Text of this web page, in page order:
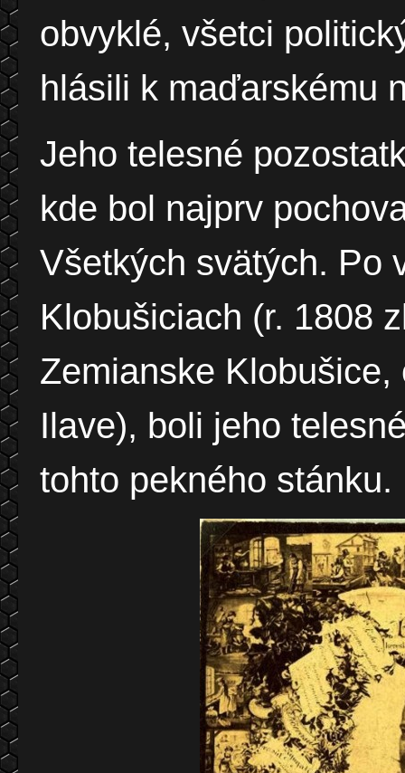
obvyklé, všetci
hlásili k maďarskému
Jeho telesné
kde bol najprv
Všetkých svätých. Po
Klobušiciach (r. 1808
Zemianske
Ilave), boli jeho
tohto pekného stánku.